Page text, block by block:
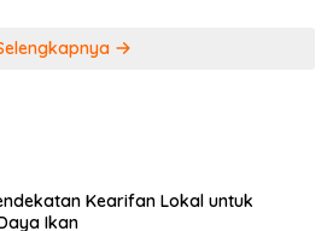
Kearifan Lokal untuk
Ikan